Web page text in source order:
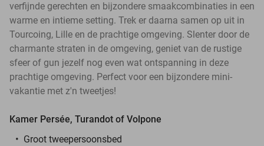
verfijnde gerechten en bijzondere smaakcombinaties in een
warme en intieme setting. Trek er daarna samen op uit in
Tourcoing, Lille en de prachtige omgeving. Slenter door de
charmante straten in de omgeving, geniet van de rustige
sfeer of gun jezelf nog even wat ontspanning in deze
prachtige omgeving. Perfect voor een bijzondere mini-
vakantie met z'n tweetjes!
Kamer Persée, Turandot of Volpone
Groot tweepersoonsbed